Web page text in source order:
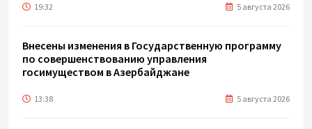
19:32 5 августа 2026
Внесены изменения в Государственную программу
по совершенствованию управления
госимуществом в Азербайджане
13:38 5 августа 2026